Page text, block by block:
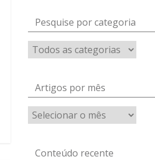
Pesquise por categoria
Artigos por mês
Artigos
por
Conteúdo recente